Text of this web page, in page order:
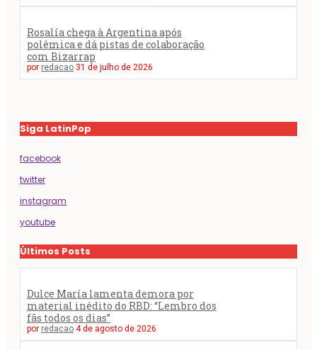
Rosalía chega à Argentina após
polêmica e dá pistas de colaboração
com Bizarrap
por redacao 31 de julho de 2026
Siga LatinPop
facebook
twitter
instagram
youtube
Últimos Posts
Dulce María lamenta demora por
material inédito do RBD: “Lembro dos
fãs todos os dias”
por redacao 4 de agosto de 2026